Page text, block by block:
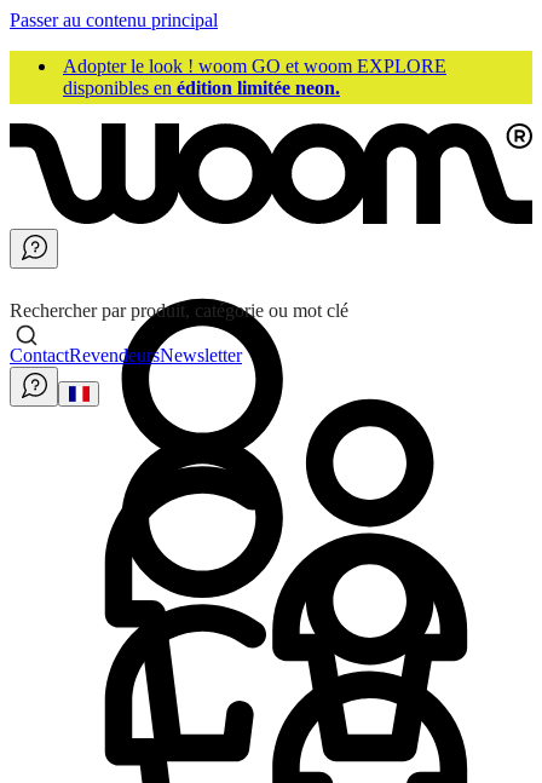
Passer au contenu principal
Adopter le look ! woom GO et woom EXPLORE
disponibles en édition limitée neon.
Rechercher par produit, catégorie ou mot clé
ContactRevendeursNewsletter